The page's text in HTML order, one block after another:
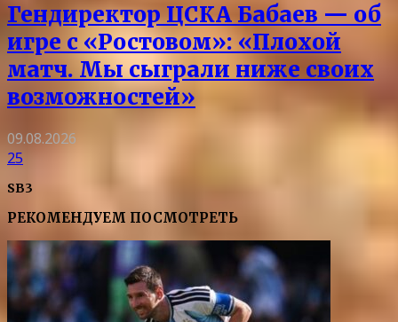
Гендиректор ЦСКА Бабаев — об
игре с «Ростовом»: «Плохой
матч. Мы сыграли ниже своих
возможностей»
09.08.2026
25
SB3
РЕКОМЕНДУЕМ ПОСМОТРЕТЬ